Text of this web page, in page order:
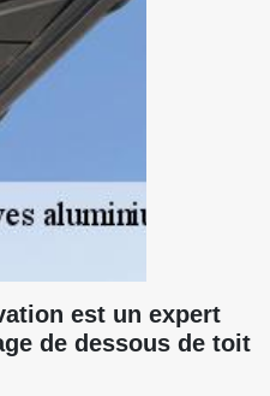
est un expert
de dessous de toit